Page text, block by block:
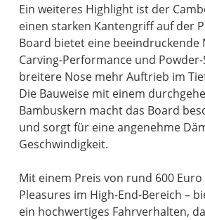
Ein weiteres Highlight ist der
einen starken Kantengriff auf der
Board bietet eine beeindruckende
Carving-Performance und
breitere Nose mehr Auftrieb im
Die Bauweise mit einem
Bambuskern macht das Board
und sorgt für eine angenehme
Geschwindigkeit.
Mit einem Preis von rund 600
Pleasures im High-End-Bereich –
ein hochwertiges Fahrverhalten,